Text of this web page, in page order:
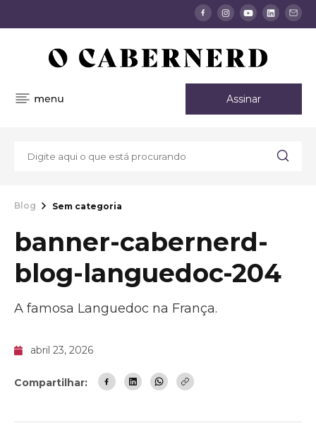
Assinar
Blog Sem categoria
banner-cabernerd-
blog-languedoc-204
A famosa Languedoc na França.
abril 23, 2026
Compartilhar: